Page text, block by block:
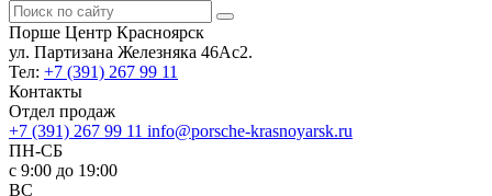
Порше Центр Красноярск
ул. Партизана Железняка 46Ас2.
Тел: +7 (391) 267 99 11
Контакты
Отдел продаж
+7 (391) 267 99 11 info@porsche-krasnoyarsk.ru
ПН-СБ
c 9:00 до 19:00
ВС